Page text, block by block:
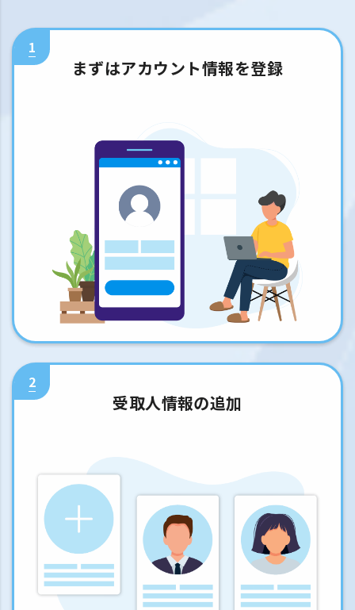
1
まずはアカウント情報を登録
2
受取人情報の追加